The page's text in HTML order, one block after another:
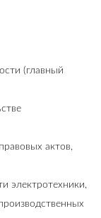
(главный
актов,
электротехники,